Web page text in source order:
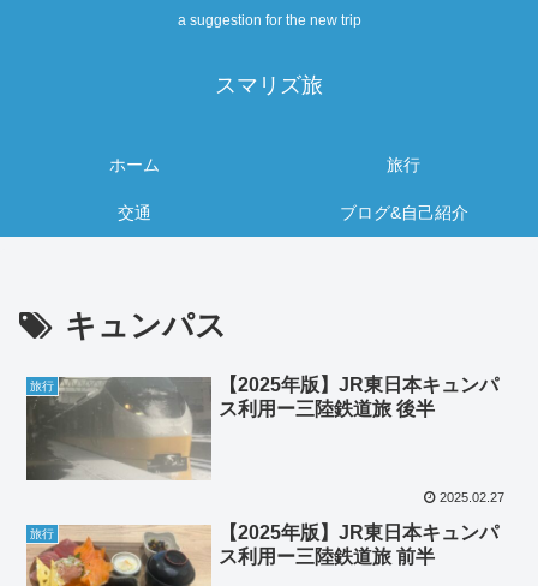
a suggestion for the new trip
スマリズ旅
ホーム 旅行
交通 ブログ&自己紹介
キュンパス
旅行
【2025年版】JR東日本キュンパ
ス利用ー三陸鉄道旅 後半
2025.02.27
旅行
【2025年版】JR東日本キュンパ
ス利用ー三陸鉄道旅 前半